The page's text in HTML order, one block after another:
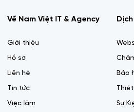
Về Nam Việt IT & Agency
Giới thiệu
Hồ sơ
Liên hệ
Tin tức
Việc làm
Bảo
Sự